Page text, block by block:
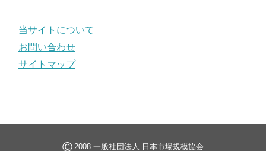
当サイトについて
お問い合わせ
サイトマップ
© 2008 一般社団法人 日本市場規模協会